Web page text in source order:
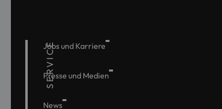
SERVICE
Jobs und Karriere
Presse und Medien
News